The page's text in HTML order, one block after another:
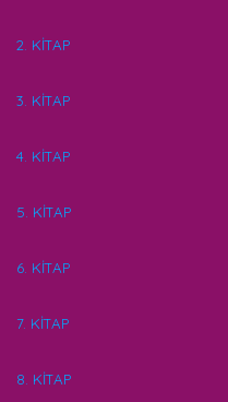
2. KİTAP
3. KİTAP
4. KİTAP
5. KİTAP
6. KİTAP
7. KİTAP
8. KİTAP